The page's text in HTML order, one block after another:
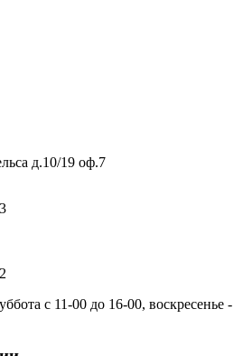
д.10/19 оф.7
с 11-00 до 16-00, воскресенье -